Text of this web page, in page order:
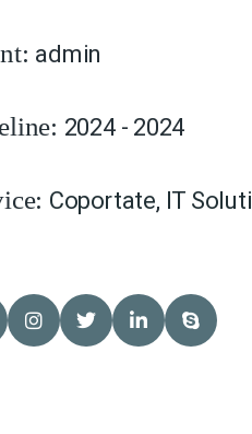
admin
2024 - 2024
Coportate, IT